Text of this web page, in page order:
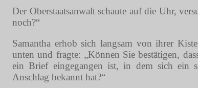
Der Oberstaatsanwalt schaute auf die Uhr,
noch?“
Samantha erhob sich langsam von ihrer
unten und fragte: „Können Sie bestätigen,
ein Brief eingegangen ist, in dem sich ein
Anschlag bekannt hat?“